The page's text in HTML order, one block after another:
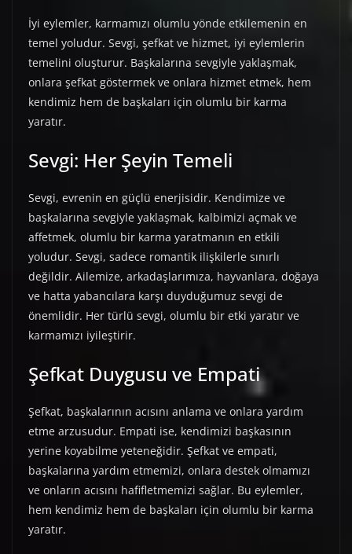
İyi eylemler, karmamızı olumlu yönde etkilemenin en
temel yoludur. Sevgi, şefkat ve hizmet, iyi eylemlerin
temelini oluşturur. Başkalarına sevgiyle yaklaşmak,
onlara şefkat göstermek ve onlara hizmet etmek, hem
kendimiz hem de başkaları için olumlu bir karma
yaratır.
Sevgi: Her Şeyin Temeli
Sevgi, evrenin en güçlü enerjisidir. Kendimize ve
başkalarına sevgiyle yaklaşmak, kalbimizi açmak ve
affetmek, olumlu bir karma yaratmanın en etkili
yoludur. Sevgi, sadece romantik ilişkilerle sınırlı
değildir. Ailemize, arkadaşlarımıza, hayvanlara, doğaya
ve hatta yabancılara karşı duyduğumuz sevgi de
önemlidir. Her türlü sevgi, olumlu bir etki yaratır ve
karmamızı iyileştirir.
Şefkat Duygusu ve Empati
Şefkat, başkalarının acısını anlama ve onlara yardım
etme arzusudur. Empati ise, kendimizi başkasının
yerine koyabilme yeteneğidir. Şefkat ve empati,
başkalarına yardım etmemizi, onlara destek olmamızı
ve onların acısını hafifletmemizi sağlar. Bu eylemler,
hem kendimiz hem de başkaları için olumlu bir karma
yaratır.